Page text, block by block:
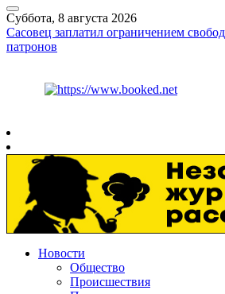
Суббота, 8 августа 2026
Сасовец заплатил ограничением
патронов
Новости
Общество
Происшествия